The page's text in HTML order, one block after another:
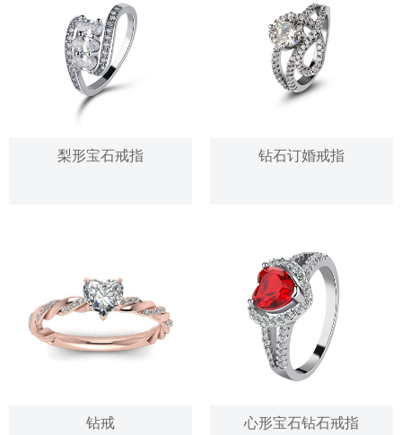
梨形宝石戒指 钻石订婚戒指
钻戒 心形宝石钻石戒指